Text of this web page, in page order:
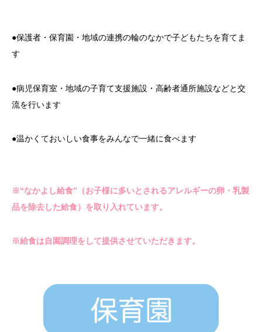
●保護者・保育園・地域の連携の輪のなかで子どもたちを育てま
す
●病児保育室・地域の子育て支援施設・高齢者通所施設などと交
流を行います
●温かくておいしい食事をみんなで一緒に食べます
※“なかよし給食”（お子様に多いとされるアレルギーの卵・乳製
品を除去した給食）を取り入れています。
※給食は自園調理をして提供させていただきます。